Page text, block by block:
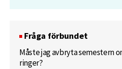
Fråga förbundet
Måste jag avbryta semestern
ringer?